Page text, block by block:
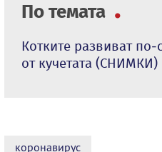
По темата
Котките развиват
от кучетата (СНИМКИ)
коронавирус